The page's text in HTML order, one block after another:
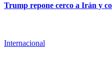
Trump repone cerco a Irán y
Internacional